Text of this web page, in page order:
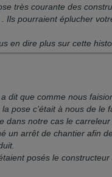
très courante des
Ils pourraient éplucher
en dire plus sur cette
dit que comme nous
pose c’était à nous de le
dans notre cas le
un arrêt de chantier afin
posés le